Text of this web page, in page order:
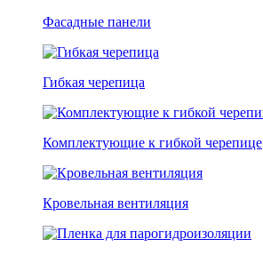
Фасадные панели
Гибкая черепица
Комплектующие к гибкой черепице
Кровельная вентиляция